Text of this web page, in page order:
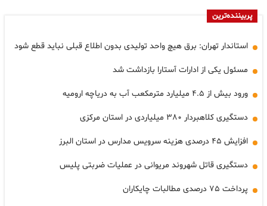
پربیننده‌ترین
استاندار تهران: برق هیچ واحد تولیدی بدون اطلاع قبلی نباید قطع شود
مسئول یکی از ادارات آستارا بازداشت شد
ورود بیش از ۴.۵ میلیارد مترمکعب آب به دریاچه ارومیه
دستگیری کلاهبردار ۳۸۰ میلیاردی در استان مرکزی
افزایش ۴۵ درصدی هزینه سرویس مدارس در استان البرز
دستگیری قاتل شهروند مریوانی در عملیات ضربتی پلیس
پرداخت ۷۵ درصدی مطالبات چایکاران